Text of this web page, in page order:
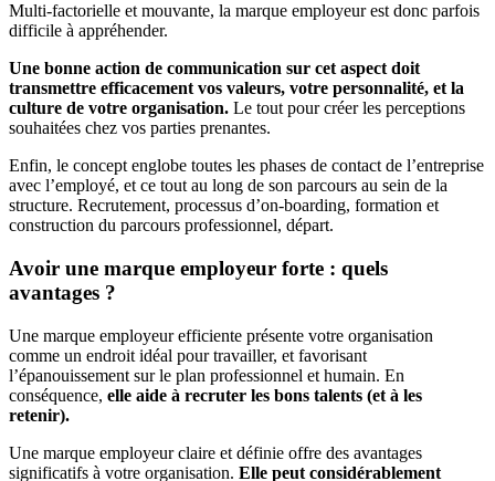
Multi-factorielle et mouvante, la marque employeur est donc parfois
difficile à appréhender.
Une bonne action de communication sur cet aspect doit
transmettre efficacement vos valeurs, votre personnalité, et la
culture de votre organisation. Le tout pour créer les perceptions
souhaitées chez vos parties prenantes.
Enfin, le concept englobe toutes les phases de contact de l’entreprise
avec l’employé, et ce tout au long de son parcours au sein de la
structure. Recrutement, processus d’on-boarding, formation et
construction du parcours professionnel, départ.
Avoir une marque employeur forte : quels
avantages ?
Une marque employeur efficiente présente votre organisation
comme un endroit idéal pour travailler, et favorisant
l’épanouissement sur le plan professionnel et humain. En
conséquence, elle aide à recruter les bons talents (et à les
retenir).
Une marque employeur claire et définie offre des avantages
significatifs à votre organisation. Elle peut considérablement